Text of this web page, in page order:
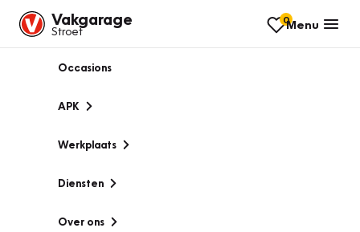
Vakgarage
Stroet
0Menu
Occasions
APK
Werkplaats
Diensten
Over ons